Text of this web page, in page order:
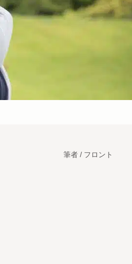
筆者 / フロント